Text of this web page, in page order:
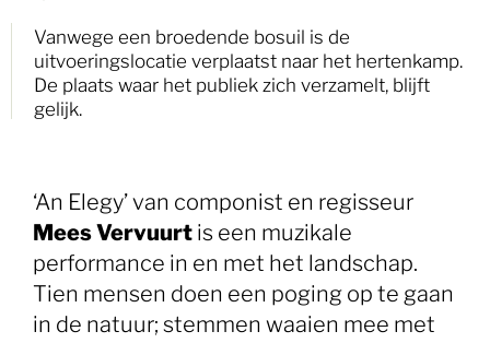
Vanwege een broedende bosuil is de
uitvoeringslocatie verplaatst naar het hertenkamp.
De plaats waar het publiek zich verzamelt, blijft
gelijk.
‘An Elegy’ van componist en regisseur
Mees Vervuurtis een muzikale
performance in en met het landschap.
Tien mensen doen een poging op te gaan
in de natuur; stemmen waaien mee met